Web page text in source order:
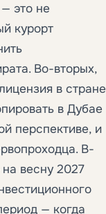
это не
курорт
Во-вторых,
в стране
в Дубае
перспективе, и
В-
весну 2027
— когда